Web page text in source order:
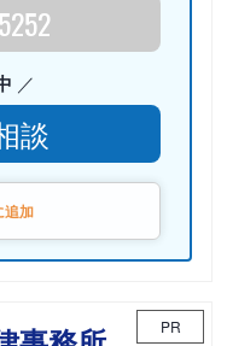
談
追加
PR